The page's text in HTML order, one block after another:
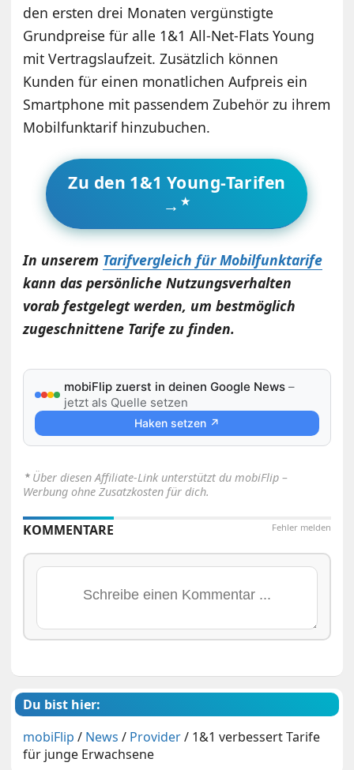
den ersten drei Monaten vergünstigte
Grundpreise für alle 1&1 All-Net-Flats Young
mit Vertragslaufzeit. Zusätzlich können
Kunden für einen monatlichen Aufpreis ein
Smartphone mit passendem Zubehör zu ihrem
Mobilfunktarif hinzubuchen.
Zu den 1&1 Young-Tarifen
→
In unserem Tarifvergleich für Mobilfunktarife
kann das persönliche Nutzungsverhalten
vorab festgelegt werden, um bestmöglich
zugeschnittene Tarife zu finden.
mobiFlip zuerst in deinen Google News –
jetzt als Quelle setzen
Haken setzen ↗
⋆ Über diesen Affiliate-Link unterstützt du mobiFlip –
Werbung ohne Zusatzkosten für dich.
Fehler melden
KOMMENTARE
Du bist hier:
mobiFlip / News / Provider/ 1&1 verbessert Tarife
für junge Erwachsene